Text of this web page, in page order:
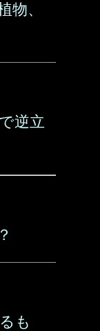
物、
逆立
も